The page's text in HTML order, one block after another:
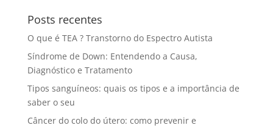
Posts recentes
O que é TEA ? Transtorno do Espectro Autista
Síndrome de Down: Entendendo a Causa,
Diagnóstico e Tratamento
Tipos sanguíneos: quais os tipos e a importância de
saber o seu
Câncer do colo do útero: como prevenir e